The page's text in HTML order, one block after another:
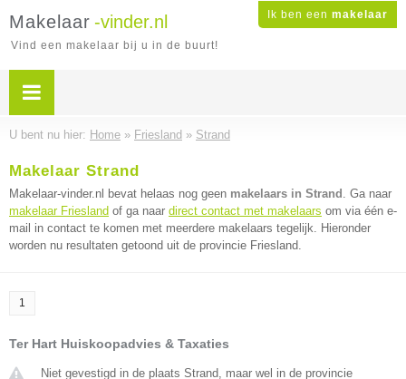
Ik ben een makelaar
Makelaar -vinder.nl
Vind een makelaar bij u in de buurt!
U bent nu hier: Home » Friesland » Strand
Makelaar Strand
Makelaar-vinder.nl bevat helaas nog geen makelaars in Strand . Ga naar
makelaar Friesland of ga naar direct contact met makelaars om via één e-
mail in contact te komen met meerdere makelaars tegelijk. Hieronder
worden nu resultaten getoond uit de provincie Friesland.
1
Ter Hart Huiskoopadvies & Taxaties
Niet gevestigd in de plaats Strand, maar wel in de provincie